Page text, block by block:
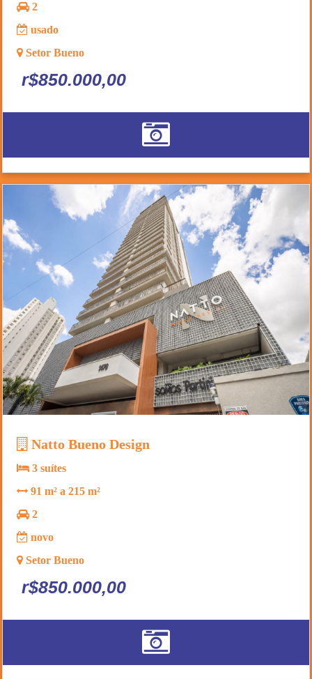
2
usado
Setor Bueno
r$850.000,00
Natto Bueno Design
3 suítes
91 m² a 215 m²
2
novo
Setor Bueno
r$850.000,00